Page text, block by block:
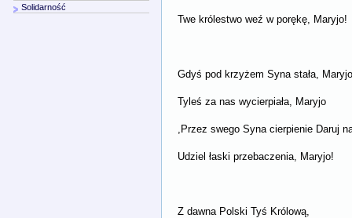
Twe królestwo weź w porękę, Maryjo!
Gdyś pod krzyżem Syna stała,
Tyleś za nas wycierpiała, Maryjo
,Przez swego Syna cierpienie Daruj
Udziel łaski przebaczenia, Maryjo!
Z dawna Polski Tyś Królową,
Solidarność